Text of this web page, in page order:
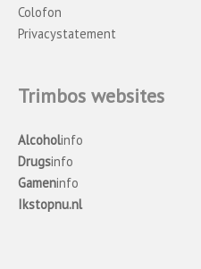
Colofon
Privacystatement
Trimbos websites
Alcoholinfo
Drugsinfo
Gameninfo
Ikstopnu.nl